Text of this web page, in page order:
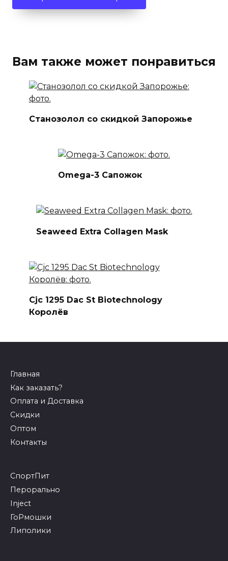
Вам также может понравиться
Станозолол со скидкой Запорожье
Omega-3 Сапожок
Seaweed Extra Collagen Mask
Cjc 1295 Dac St Biotechnology
Королёв
Главная
Как заказать?
Оплата и Доставка
Скидки
Оптом
Контакты
СпортПит
Перорально
Inject
ГоРмошки
Липолики